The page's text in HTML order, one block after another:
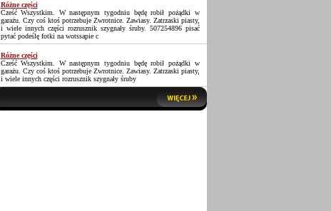
Różne części
Cześć Wszystkim. W następnym tygodniu będę robił pożądki w
garażu. Czy coś ktoś potrzebuje Zwrotnice. Zawiasy. Zatrzaski piasty,
i wiele innych części rozrusznik szygnały śruby. 507254896 pisać
pytać podeślę fotki na wotssapie c
Różne części
Cześć Wszystkim. W następnym tygodniu będę robił pożądki w
garażu. Czy coś ktoś potrzebuje Zwrotnice. Zawiasy. Zatrzaski piasty,
i wiele innych części rozrusznik szygnały śruby